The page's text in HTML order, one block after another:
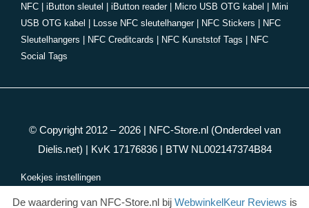
NFC| iButton sleutel iButton reader| Micro USB OTG kabel
Mini
USB OTG kabel
Losse NFC sleutelhanger| NFC Stickers
NFC
Sleutelhangers
NFC Creditcards NFC Kunststof Tags
NFC
Social Tags
© Copyright 2012 – 2026 | NFC-Store.nl(Onderdeel van
Dielis.net) | KvK 17176836 | BTW NL002147374B84
Koekjes instellingen
De waardering van NFC-Store.nl bij WebwinkelKeur Reviews is